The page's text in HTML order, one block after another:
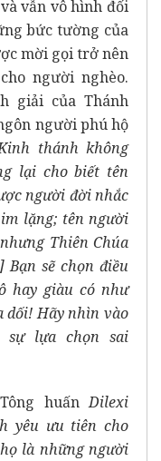
vẫn vô hình đối
bức tường của
mời gọi trở nên
người nghèo.
giải của Thánh
người phú hộ
thánh không
lại cho biết tên
người đời nhắc
lặng; tên người
Thiên Chúa
sẽ chọn điều
hay giàu có như
dối! Hãy nhìn vào
lựa chọn sai
Tông huấnDilexi
yêu ưu tiên cho
là những người